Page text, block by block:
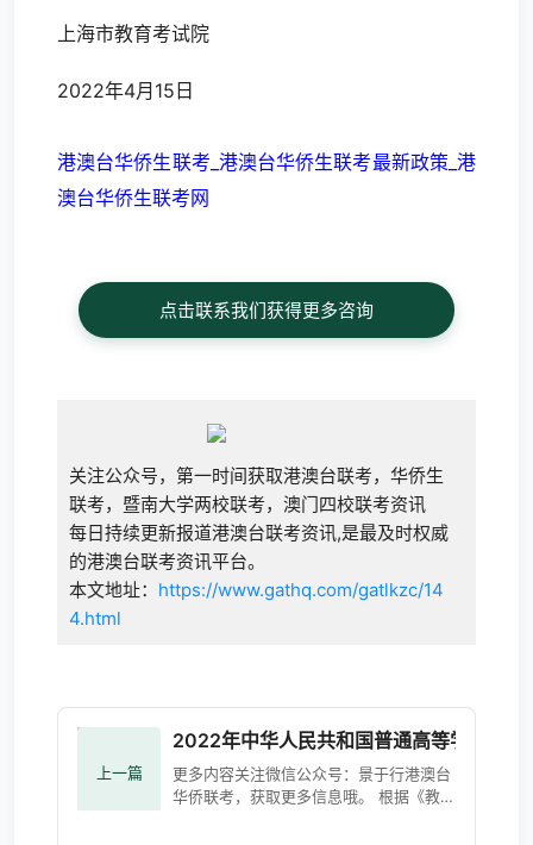
上海市教育考试院
2022年4月15日
港澳台华侨生联考_港澳台华侨生联考最新政策_港
澳台华侨生联考网
点击联系我们获得更多咨询
关注公众号，第一时间获取港澳台联考，华侨生
联考，暨南大学两校联考，澳门四校联考资讯
每日持续更新报道港澳台联考资讯,是最及时权威
的港澳台联考资讯平台。
本文地址： https://www.gathq.com/gatlkzc/14
4.html
上一篇
2022年中华人民共和国普通高等学校联合
更多内容关注微信公众号：景于行港澳台
华侨联考，获取更多信息哦。 根据《教育